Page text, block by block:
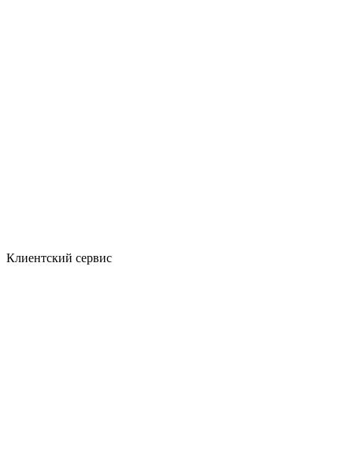
Клиентский сервис